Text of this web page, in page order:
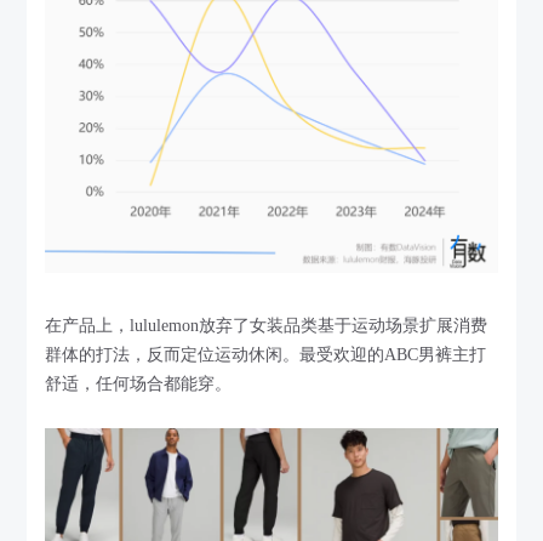
在产品上，lululemon放弃了女装品类基于运动场景扩展消费
群体的打法，反而定位运动休闲。最受欢迎的ABC男裤主打
舒适，任何场合都能穿。